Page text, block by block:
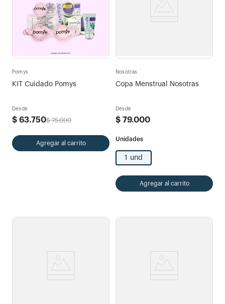
Pomys
KIT Cuidado Pomys
Desde
$ 63.750$ 75.000
Agregar al carrito
Nosotras
Copa Menstrual Nosotras
Desde
$ 79.000
1 und
Agregar al carrito